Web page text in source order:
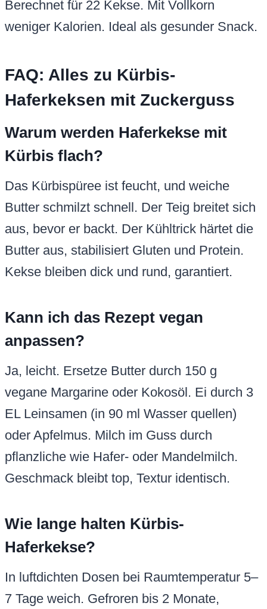
Berechnet für 22 Kekse. Mit Vollkorn
weniger Kalorien. Ideal als gesunder Snack.
FAQ: Alles zu Kürbis-
Haferkeksen mit Zuckerguss
Warum werden Haferkekse mit
Kürbis flach?
Das Kürbispüree ist feucht, und weiche
Butter schmilzt schnell. Der Teig breitet sich
aus, bevor er backt. Der Kühltrick härtet die
Butter aus, stabilisiert Gluten und Protein.
Kekse bleiben dick und rund, garantiert.
Kann ich das Rezept vegan
anpassen?
Ja, leicht. Ersetze Butter durch 150 g
vegane Margarine oder Kokosöl. Ei durch 3
EL Leinsamen (in 90 ml Wasser quellen)
oder Apfelmus. Milch im Guss durch
pflanzliche wie Hafer- oder Mandelmilch.
Geschmack bleibt top, Textur identisch.
Wie lange halten Kürbis-
Haferkekse?
In luftdichten Dosen bei Raumtemperatur 5–
7 Tage weich. Gefroren bis 2 Monate,